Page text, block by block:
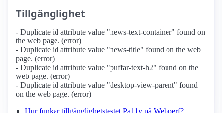
Tillgänglighet
- Duplicate id attribute value "news-text-container" found on
the web page. (error)
- Duplicate id attribute value "news-title" found on the web
page. (error)
- Duplicate id attribute value "puffar-text-h2" found on the
web page. (error)
- Duplicate id attribute value "desktop-view-parent" found
on the web page. (error)
Hur funkar tillgänglighetstestet Pa11y på Webperf?